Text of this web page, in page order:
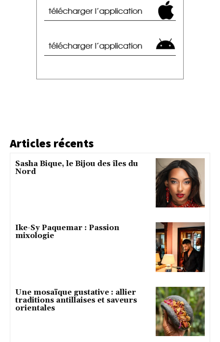
Articles récents
Sasha Bique, le Bijou des îles du
Nord
Ike-Sy Paquemar : Passion
mixologie
Une mosaïque gustative : allier
traditions antillaises et saveurs
orientales